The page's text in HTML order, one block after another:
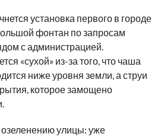
установка первого в городе
фонтан по запросам
с администрацией.
«сухой» из-за того, что чаша
ниже уровня земли, а струи
которое замощено
улицы: уже